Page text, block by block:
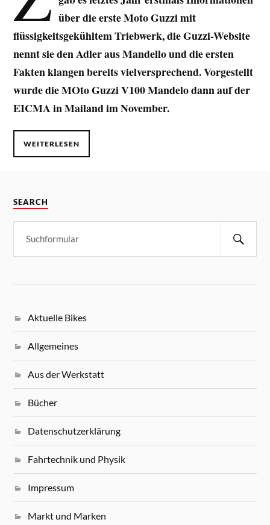
über die erste Moto Guzzi mit
flüssigkeitsgekühltem Triebwerk, die Guzzi-Website
nennt sie den Adler aus Mandello und die ersten
Fakten klangen bereits vielversprechend. Vorgestellt
wurde die MOto Guzzi V100 Mandelo dann auf der
EICMA in Mailand im November.
WEITERLESEN
SEARCH
Aktuelle Bikes
Allgemeines
Aus der Werkstatt
Bücher
Datenschutzerklärung
Fahrtechnik und Physik
Impressum
Markt und Marken